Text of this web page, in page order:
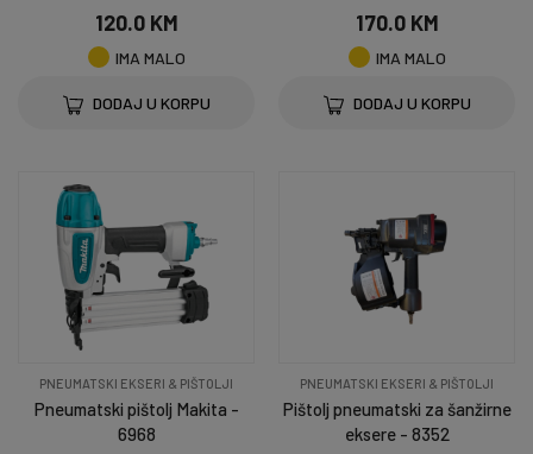
120.0 KM
IMA MALO
DODAJ U KORPU
170.0 KM
IMA MALO
DODAJ U KORPU
PNEUMATSKI EKSERI & PIŠTOLJI
Pneumatski pištolj Makita -
6968
PNEUMATSKI EKSERI & PIŠTOLJI
Pištolj pneumatski za šanžirne
eksere - 8352